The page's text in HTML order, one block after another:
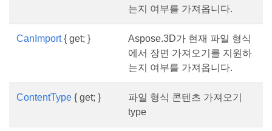
는지 여부를 가져옵니다.
CanImport{ get; }
Aspose.3D가 현재 파일 형식
에서 장면 가져오기를 지원하
는지 여부를 가져옵니다.
ContentType { get; }
파일 형식 콘텐츠 가져오기
type